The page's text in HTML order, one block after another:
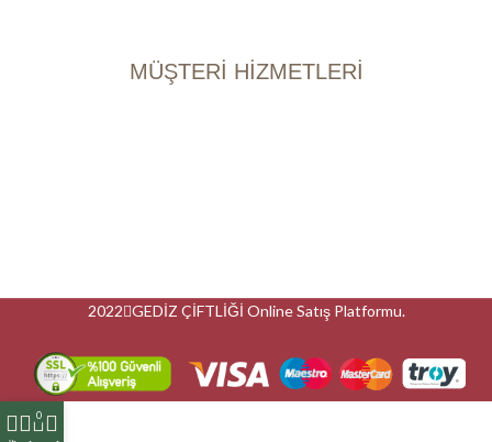
MÜŞTERİ HİZMETLERİ
2022 GEDİZ ÇİFTLİĞİ Online Satış Platformu.
0